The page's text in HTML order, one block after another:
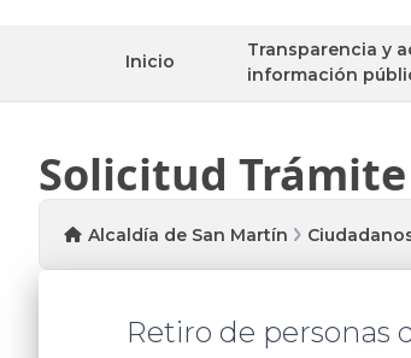
Inicio
Transparencia y
información
Solicitud Trámite
Alcaldía de San Martín
Retiro de personas